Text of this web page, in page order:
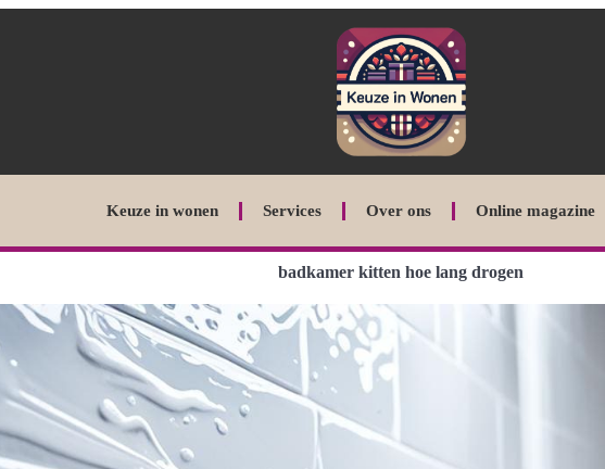
Keuze in wonen Services Over ons Online magazine
badkamer kitten hoe lang drogen